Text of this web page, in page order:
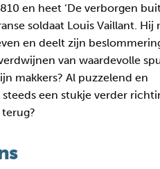
en heet ‘De verborgen
soldaat Louis Vaillant. Hij
en deelt zijn
van waardevolle
makkers? Al puzzelend en
een stukje verder